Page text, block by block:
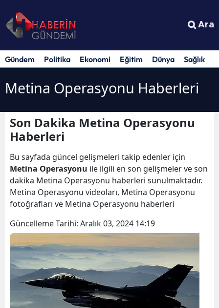
Ara
Gündem Politika Ekonomi Eğitim Dünya Sağlık
Metina Operasyonu Haberleri
Son Dakika Metina Operasyonu
Haberleri
Bu sayfada güncel gelişmeleri takip edenler için
Metina Operasyonu ile ilgili en son gelişmeler ve son
dakika Metina Operasyonu haberleri sunulmaktadır.
Metina Operasyonu videoları, Metina Operasyonu
fotoğrafları ve Metina Operasyonu haberleri
Güncelleme Tarihi: Aralık 03, 2024 14:19